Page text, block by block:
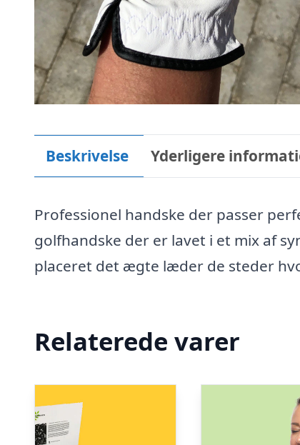
Beskrivelse Yderligere
Professionel handske der passer
golfhandske der er lavet i et mix af
placeret det ægte læder de steder
Relaterede varer